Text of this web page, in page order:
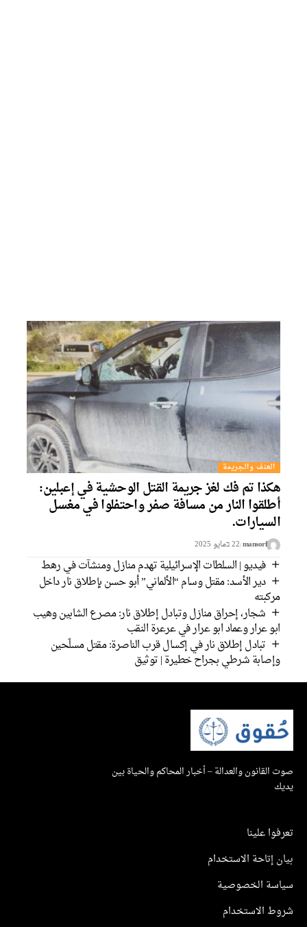
العنف والجريمة
هكذا تم فك لغز جريمة القتل الوحشية في إعبلين:
أطلقوا النار من مسافة صفر واحتفلوا في مغسل
السيارات.
mansorf 22 בمايو 2025
فيديو | السلطات الإسرائيلية تهدم منازل ومنشآت في رهط
دير الأسد: مقتل وسام “الألماني” أبو حسن بإطلاق نار داخل
مركبته
شجار، إحراق منازل وتبادل إطلاق نار: مصرع الشابين وهيب
ابو عرار وعماد ابو عرار في عرعرة النقب
تبادل إطلاق نار في إكسال قرب الناصرة: مقتل مسلّحين
وإصابة شرطي بجراح خطيرة | توثيق
صوت القانون والعدالة – أخبار المحاكم والحياة بين
يديك
تعرفوا علينا
بيان إتاحة الاستخدام
سياسة الخصوصية
شروط الاستخدام